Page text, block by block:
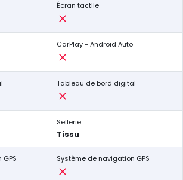
Écran tactile
CarPlay - Android Auto
Tableau de bord digital
Sellerie
Tissu
Système de navigation GPS